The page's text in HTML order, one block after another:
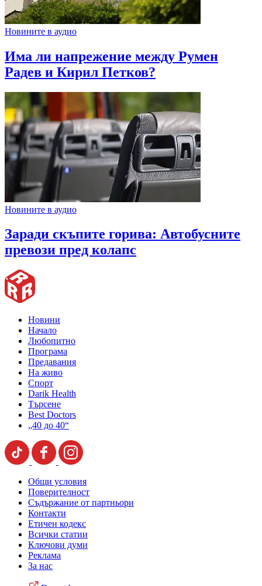
Новините в аудио
Има ли напрежение между Румен
Радев и Кирил Петков?
Новините в аудио
Заради скъпите горива: Автобусните
превози пред колапс
Новини
Начало
Любопитно
Програма
Предавания
На живо
Спорт
Darik Health
Търсене
Best Doctors
„40 до 40“
Общи условия
Поверителност
Съдържание от партньори
Контакти
Етичен кодекс
Всички статии
Ключови думи
Реклама
За нас